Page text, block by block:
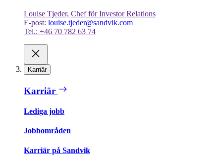
Louise Tjeder, Chef för Investor Relations
E-post: louise.tjeder@sandvik.com
Tel.: +46 70 782 63 74
Karriär
Karriär
Lediga jobb
Jobbområden
Karriär på Sandvik